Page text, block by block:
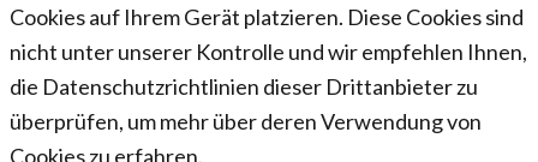
Cookies auf Ihrem Gerät platzieren. Diese Cookies sind
nicht unter unserer Kontrolle und wir empfehlen Ihnen,
die Datenschutzrichtlinien dieser Drittanbieter zu
überprüfen, um mehr über deren Verwendung von
Cookies zu erfahren.